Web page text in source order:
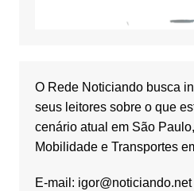
O Rede Noticiando busca
seus leitores sobre o que
cenário atual em São
Mobilidade e Transportes
E-mail: igor@noticiando.net